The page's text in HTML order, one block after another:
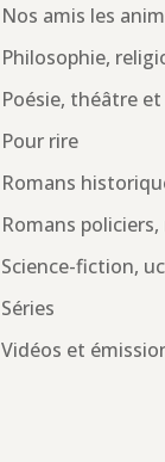
Nos amis les
Philosophie,
Poésie, théâtre
Pour rire
Romans
Romans
Science-fiction,
Séries
Vidéos et